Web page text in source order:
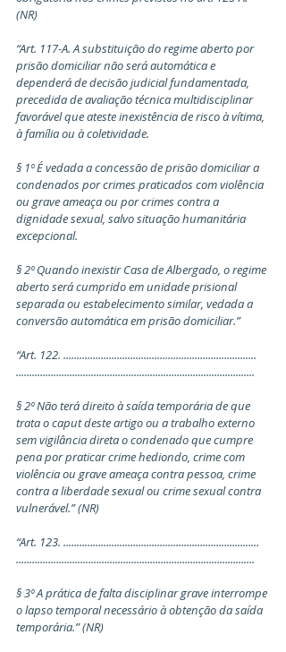
(NR)
“Art. 117-A. A substituição do regime aberto por
prisão domiciliar não será automática e
dependerá de decisão judicial fundamentada,
precedida de avaliação técnica multidisciplinar
favorável que ateste inexistência de risco à vítima,
à família ou à coletividade.
§ 1º É vedada a concessão de prisão domiciliar a
condenados por crimes praticados com violência
ou grave ameaça ou por crimes contra a
dignidade sexual, salvo situação humanitária
excepcional.
§ 2º Quando inexistir Casa de Albergado, o regime
aberto será cumprido em unidade prisional
separada ou estabelecimento similar, vedada a
conversão automática em prisão domiciliar.”
“Art. 122. ........................................................................
.........................................................................................
§ 2º Não terá direito à saída temporária de que
trata o caput deste artigo ou a trabalho externo
sem vigilância direta o condenado que cumpre
pena por praticar crime hediondo, crime com
violência ou grave ameaça contra pessoa, crime
contra a liberdade sexual ou crime sexual contra
vulnerável.” (NR)
“Art. 123. .........................................................................
.........................................................................................
§ 3º A prática de falta disciplinar grave interrompe
o lapso temporal necessário à obtenção da saída
temporária.” (NR)